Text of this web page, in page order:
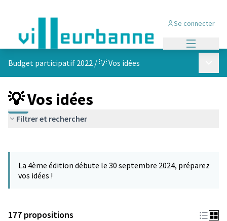
Se connecter
Budget participatif 2022 /💡 Vos idées
💡 Vos idées
Filtrer et rechercher
−
La 4ème édition débute le 30 septembre 2024, préparez
vos idées !
177 propositions